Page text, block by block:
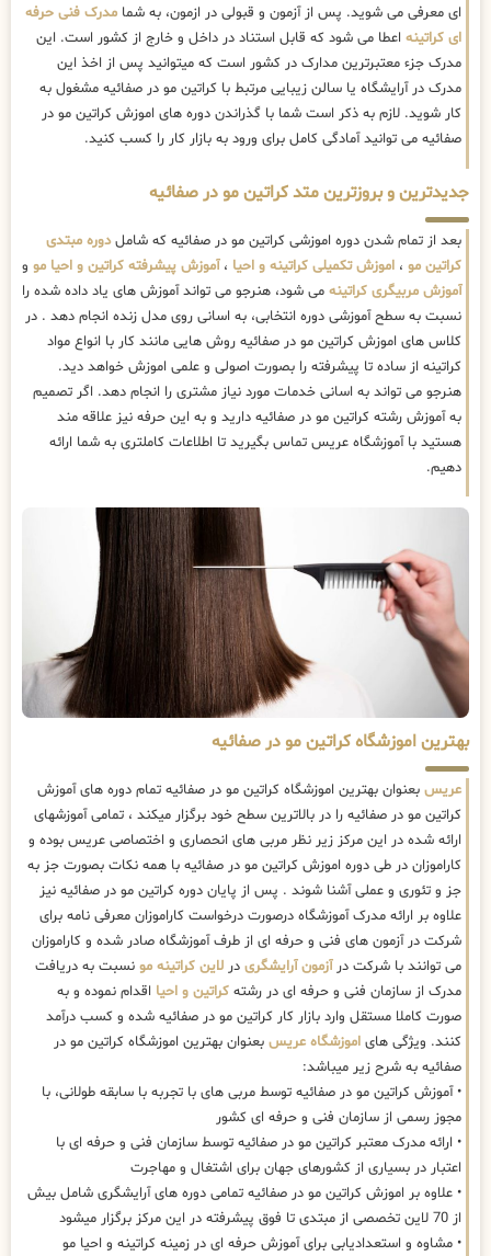
ای معرفی می شوید. پس از آزمون و قبولی در ازمون، به شما مدرک فنی حرفه
ای کراتینه اعطا می شود که قابل استناد در داخل و خارج از کشور است. این
مدرک جزء معتبرترین مدارک در کشور است که میتوانید پس از اخذ این
مدرک در آرایشگاه یا سالن زیبایی مرتبط با کراتین مو در صفائیه مشغول به
کار شوید. لازم به ذکر است شما با گذراندن دوره های اموزش کراتین مو در
صفائیه می توانید آمادگی کامل برای ورود به بازار کار را کسب کنید.
جدیدترین و بروزترین متد کراتین مو در صفائیه
بعد از تمام شدن دوره اموزشی کراتین مو در صفائیه که شاملدوره مبتدی
کراتین مو ، اموزش تکمیلی کراتینه و احیا ،آموزش پیشرفته کراتین و احیا مو و
آموزش مربیگری کراتینه می شود، هنرجو می تواند آموزش های یاد داده شده را
نسبت به سطح آموزشی دوره انتخابی، به اسانی روی مدل زنده انجام دهد . در
کلاس های اموزش کراتین مو در صفائیه روش هایی مانند کار با انواع مواد
کراتینه از ساده تا پیشرفته را بصورت اصولی و علمی اموزش خواهد دید.
هنرجو می تواند به اسانی خدمات مورد نیاز مشتری را انجام دهد. اگر تصمیم
به آموزش رشته کراتین مو در صفائیه دارید و به این حرفه نیز علاقه مند
هستید با آموزشگاه عریس تماس بگیرید تا اطلاعات کاملتری به شما ارائه
دهیم.
بهترین اموزشگاه کراتین مو در صفائیه
عریس بعنوان بهترین اموزشگاه کراتین مو در صفائیه تمام دوره های آموزش
کراتین مو در صفائیه را در بالاترین سطح خود برگزار میکند ، تمامی آموزشهای
ارائه شده در این مرکز زیر نظر مربی های انحصاری و اختصاصی عریس بوده و
کاراموزان در طی دوره اموزش کراتین مو در صفائیه با همه نکات بصورت جز به
جز و تئوری و عملی آشنا شوند . پس از پایان دوره کراتین مو در صفائیه نیز
علاوه بر ارائه مدرک آموزشگاه درصورت درخواست کاراموزان معرفی نامه برای
شرکت در آزمون های فنی و حرفه ای از طرف آموزشگاه صادر شده و کاراموزان
می توانند با شرکت درآزمون آرایشگری در لاین کراتینه مو نسبت به دریافت
مدرک از سازمان فنی و حرفه ای در رشته کراتین و احیا اقدام نموده و به
صورت کاملا مستقل وارد بازار کار کراتین مو در صفائیه شده و کسب درآمد
کنند. ویژگی های اموزشگاه عریس بعنوان بهترین اموزشگاه کراتین مو در
صفائیه به شرح زیر میباشد:
• آموزش کراتین مو در صفائیه توسط مربی های با تجربه با سابقه طولانی، با
مجوز رسمی از سازمان فنی و حرفه ای کشور
• ارائه مدرک معتبر کراتین مو در صفائیه توسط سازمان فنی و حرفه ای با
اعتبار در بسیاری از کشورهای جهان برای اشتغال و مهاجرت
• علاوه بر اموزش کراتین مو در صفائیه تمامی دوره های آرایشگری شامل بیش
از 70 لاین تخصصی از مبتدی تا فوق پیشرفته در این مرکز برگزار میشود
• مشاوه و استعدادیابی برای آموزش حرفه ای در زمینه کراتینه و احیا مو